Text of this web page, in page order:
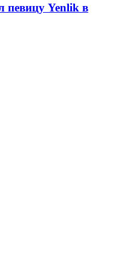
певицу Yenlik в